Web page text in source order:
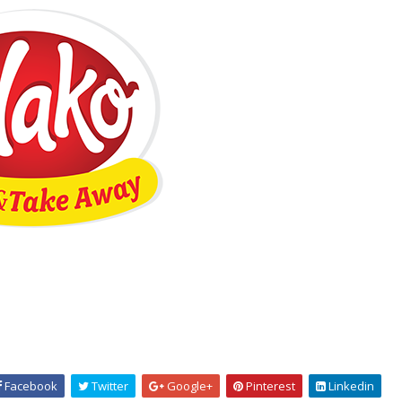
Facebook Twitter Google+ Pinterest Linkedin